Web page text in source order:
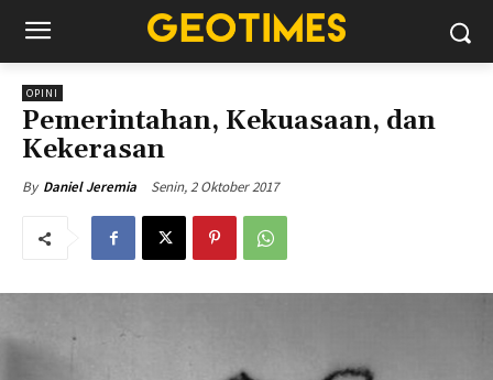
OPINI
Pemerintahan, Kekuasaan, dan
Kekerasan
By Daniel Jeremia Senin, 2 Oktober 2017